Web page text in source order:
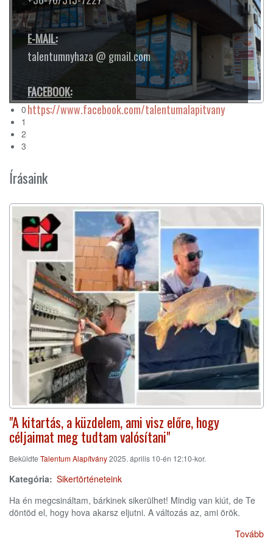
0
1
2
3
Írásaink
"A kitartás, a küzdelem, ami visz előre, hogy
céljaimat meg tudtam valósítani"
Beküldte Talentum Alapítvány2025. április 10-én 12:10-kor.
Kategória
Sikertörténeteink
Ha én megcsináltam, bárkinek sikerülhet! Mindig van kiút, de Te
döntöd el, hogy hova akarsz eljutni. A változás az, ami örök.
Tovább